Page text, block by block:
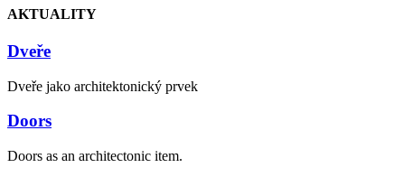
AKTUALITY
Dveře
Dveře jako architektonický prvek
Doors
Doors as an architectonic item.